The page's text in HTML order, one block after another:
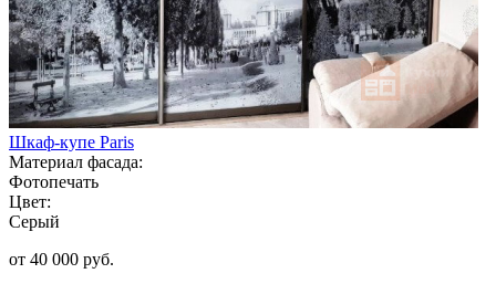
Шкаф-купе Paris
Материал фасада:
Фотопечать
Цвет:
Серый
от 40 000 руб.